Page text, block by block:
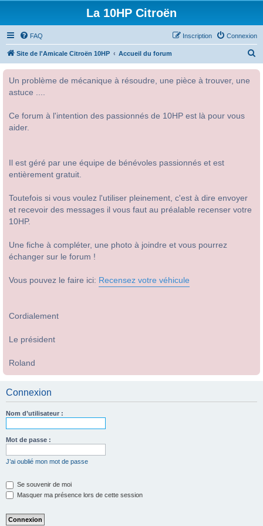
La 10HP Citroën
FAQ Connexion
Inscription
Site de l'Amicale Citroën 10HP Accueil du forum
Un problème de mécanique à résoudre, une pièce à trouver, une
astuce ....
Ce forum à l'intention des passionnés de 10HP est là pour vous
aider.
Il est géré par une équipe de bénévoles passionnés et est
entièrement gratuit.
Toutefois si vous voulez l'utiliser pleinement, c'est à dire envoyer
et recevoir des messages il vous faut au préalable recenser votre
10HP.
Une fiche à compléter, une photo à joindre et vous pourrez
échanger sur le forum !
Vous pouvez le faire ici: Recensez votre véhicule
Cordialement
Le président
Roland
Connexion
Nom d’utilisateur :
Mot de passe :
J’ai oublié mon mot de passe
Se souvenir de moi
Masquer ma présence lors de cette session